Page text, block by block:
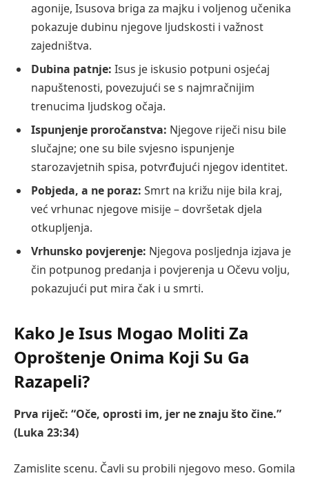
agonije, Isusova briga za majku i voljenog učenika
pokazuje dubinu njegove ljudskosti i važnost
zajedništva.
Dubina patnje: Isus je iskusio potpuni osjećaj
napuštenosti, povezujući se s najmračnijim
trenucima ljudskog očaja.
Ispunjenje proročanstva: Njegove riječi nisu bile
slučajne; one su bile svjesno ispunjenje
starozavjetnih spisa, potvrđujući njegov identitet.
Pobjeda, a ne poraz: Smrt na križu nije bila kraj,
već vrhunac njegove misije – dovršetak djela
otkupljenja.
Vrhunsko povjerenje: Njegova posljednja izjava je
čin potpunog predanja i povjerenja u Očevu volju,
pokazujući put mira čak i u smrti.
Kako Je Isus Mogao Moliti Za
Oproštenje Onima Koji Su Ga
Razapeli?
Prva riječ: “Oče, oprosti im, jer ne znaju što čine.”
(Luka 23:34)
Zamislite scenu. Čavli su probili njegovo meso. Gomila